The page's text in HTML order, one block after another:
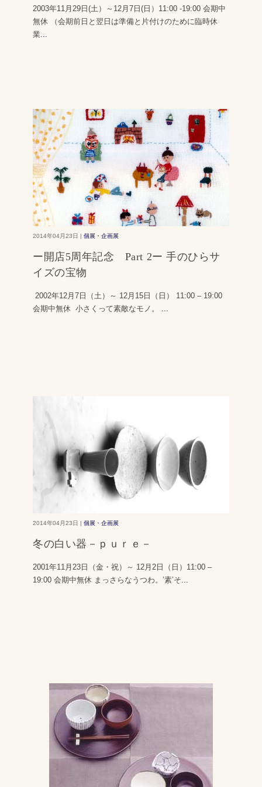
2003年11月29日(土）～12月7日(日）11:00 -19:00 会期中
無休 （会期前日と翌日は準備と片付けのために臨時休
業...
2014年04月23日 | 個展・企画展
ー開店5周年記念 Part 2ー 手のひらサ
イズの宝物
2002年12月7日（土）～ 12月15日（日） 11:00 – 19:00
会期中無休 小さくって素敵なモノ。 ...
2014年04月23日 | 個展・企画展
冬の白い器－ｐｕｒｅ－
2001年11月23日（金・祝）～ 12月2日（日）11:00 –
19:00 会期中無休 まっさらなうつわ。’素’そ...